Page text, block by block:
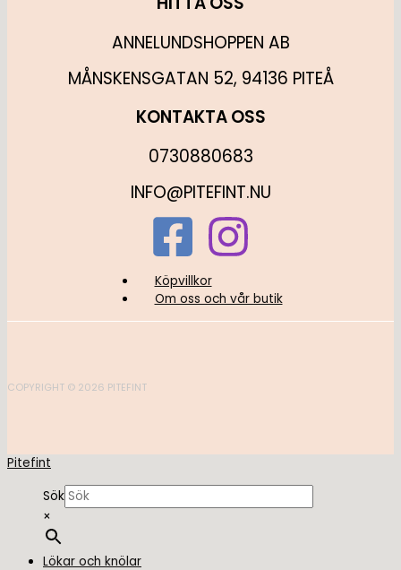
ANNELUNDSHOPPEN AB
MÅNSKENSGATAN 52, 94136 PITEÅ
KONTAKTA OSS
0730880683
INFO@PITEFINT.NU
Köpvillkor
Om oss och vår butik
COPYRIGHT © 2026 PITEFINT
Pitefint
Sök
×
Lökar och knölar